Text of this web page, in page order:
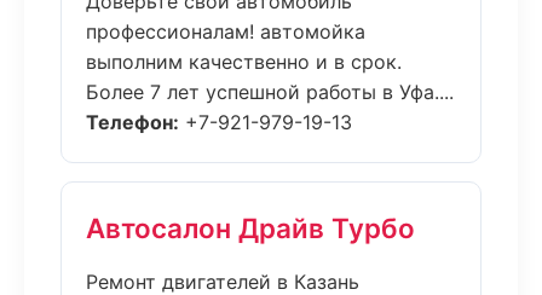
профессионалам! автомойка
выполним качественно и в срок.
Более 7 лет успешной работы в Уфа....
Телефон: +7-921-979-19-13
Автосалон Драйв Турбо
Ремонт двигателей в Казань